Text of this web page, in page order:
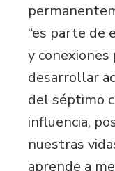
“es parte de
y
desarrollar
del séptimo
influencia,
nuestras
aprende a